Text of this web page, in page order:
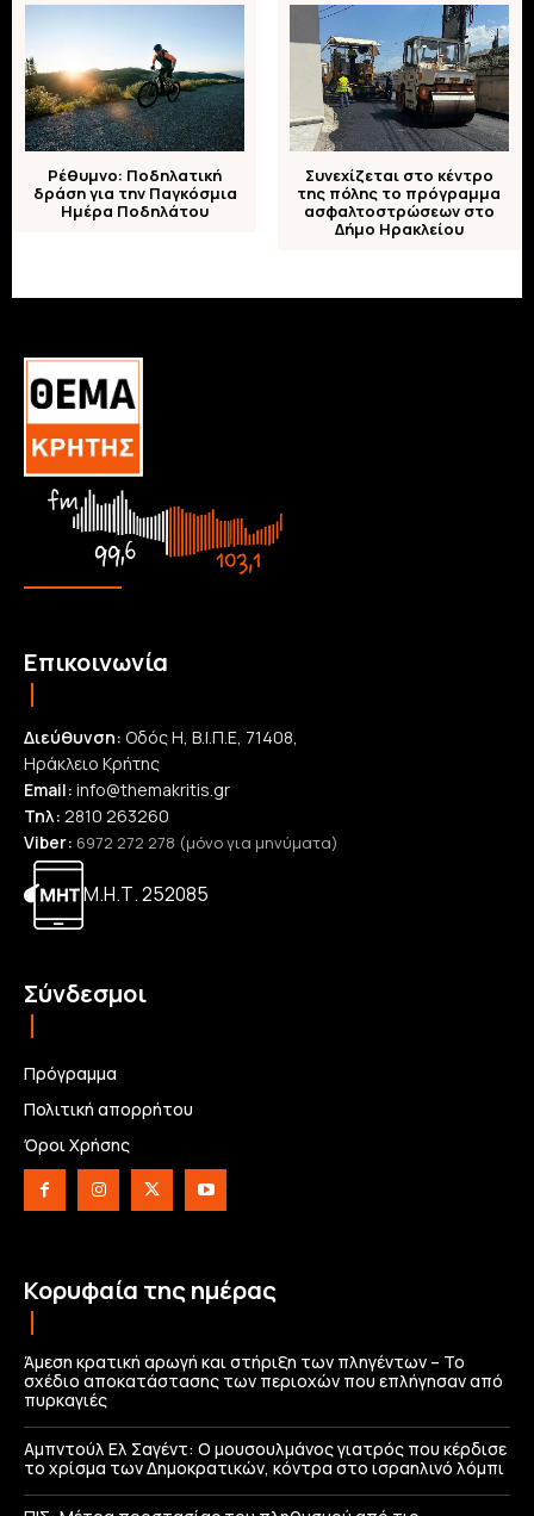
Ρέθυμνο: Ποδηλατική
δράση για την Παγκόσμια
Ημέρα Ποδηλάτου
Συνεχίζεται στο κέντρο
της πόλης το πρόγραμμα
ασφαλτοστρώσεων στο
Δήμο Ηρακλείου
Επικοινωνία
Διεύθυνση: Οδός Η, Β.Ι.Π.Ε, 71408,
Ηράκλειο Κρήτης
Email: info@themakritis.gr
Τηλ: 2810 263260
Viber: 6972 272 278 (μόνο για μηνύματα)
Μ.Η.Τ. 252085
Σύνδεσμοι
Πρόγραμμα
Πολιτική απορρήτου
Όροι Χρήσης
Κορυφαία της ημέρας
Άμεση κρατική αρωγή και στήριξη των πληγέντων – Το
σχέδιο αποκατάστασης των περιοχών που επλήγησαν από
πυρκαγιές
Αμπντούλ Ελ Σαγέντ: Ο μουσουλμάνος γιατρός που κέρδισε
το χρίσμα των Δημοκρατικών, κόντρα στο ισραηλινό λόμπι